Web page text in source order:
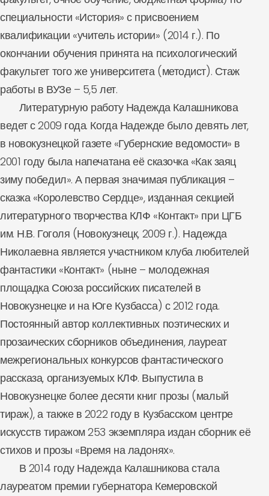
специальности «История» с присвоением
квалификации «учитель истории» (2014 г.). По
окончании обучения принята на психологический
факультет того же университета (методист). Стаж
работы в ВУЗе – 5,5 лет.
Литературную работу Надежда Калашникова
ведет с 2009 года. Когда Надежде было девять лет,
в новокузнецкой газете «Губернские ведомости» в
2001 году была напечатана её сказочка «Как заяц
зиму победил». А первая значимая публикация –
сказка «Королевство Сердце», изданная секцией
литературного творчества КЛФ «Контакт» при ЦГБ
им. Н.В. Гоголя (Новокузнецк, 2009 г.). Надежда
Николаевна является участником клуба любителей
фантастики «Контакт» (ныне – молодежная
площадка Союза российских писателей в
Новокузнецке и на Юге Кузбасса) с 2012 года.
Постоянный автор коллективных поэтических и
прозаических сборников объединения, лауреат
межрегиональных конкурсов фантастического
рассказа, организуемых КЛФ. Выпустила в
Новокузнецке более десяти книг прозы (малый
тираж), а также в 2022 году в Кузбасском центре
искусств тиражом 253 экземпляра издан сборник её
стихов и прозы «Время на ладонях».
В 2014 году Надежда Калашникова стала
лауреатом премии губернатора Кемеровской